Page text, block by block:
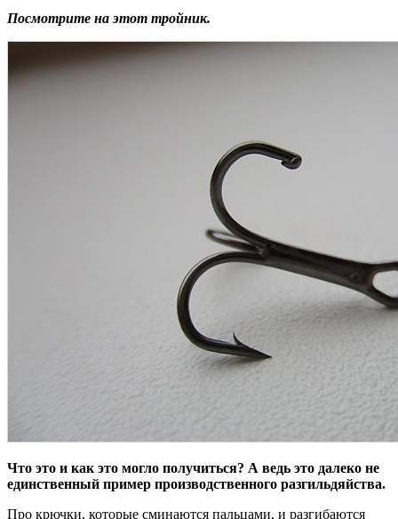
Посмотрите на этот тройник.
Что это и как это могло получиться? А ведь это далеко не
единственный пример производственного разгильдяйства.
Про крючки, которые сминаются пальцами, и разгибаются